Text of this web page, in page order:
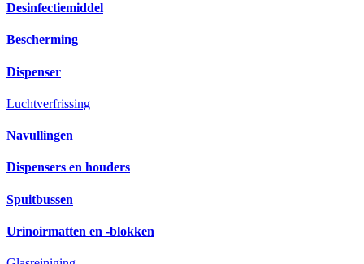
Desinfectiemiddel
Bescherming
Dispenser
Luchtverfrissing
Navullingen
Dispensers en houders
Spuitbussen
Urinoirmatten en -blokken